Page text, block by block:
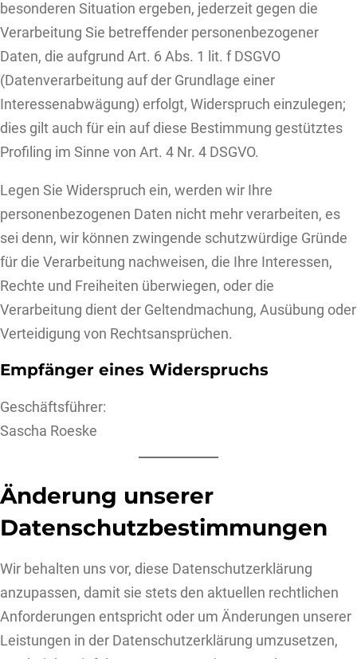
besonderen Situation ergeben, jederzeit gegen die
Verarbeitung Sie betreffender personenbezogener
Daten, die aufgrund Art. 6 Abs. 1 lit. f DSGVO
(Datenverarbeitung auf der Grundlage einer
Interessenabwägung) erfolgt, Widerspruch einzulegen;
dies gilt auch für ein auf diese Bestimmung gestütztes
Profiling im Sinne von Art. 4 Nr. 4 DSGVO.
Legen Sie Widerspruch ein, werden wir Ihre
personenbezogenen Daten nicht mehr verarbeiten, es
sei denn, wir können zwingende schutzwürdige Gründe
für die Verarbeitung nachweisen, die Ihre Interessen,
Rechte und Freiheiten überwiegen, oder die
Verarbeitung dient der Geltendmachung, Ausübung oder
Verteidigung von Rechtsansprüchen.
Empfänger eines Widerspruchs
Geschäftsführer:
Sascha Roeske
Änderung unserer
Datenschutzbestimmungen
Wir behalten uns vor, diese Datenschutzerklärung
anzupassen, damit sie stets den aktuellen rechtlichen
Anforderungen entspricht oder um Änderungen unserer
Leistungen in der Datenschutzerklärung umzusetzen,